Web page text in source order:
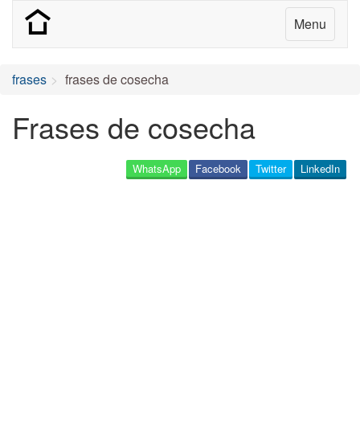
Menu
frases frases de cosecha
Frases de cosecha
LinkedIn
Twitter
Facebook
WhatsApp